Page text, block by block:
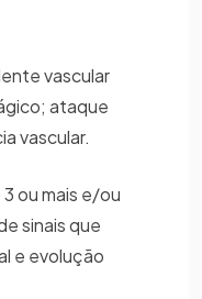
vascular
ataque
vascular.
ou mais e/ou
sinais que
e evolução